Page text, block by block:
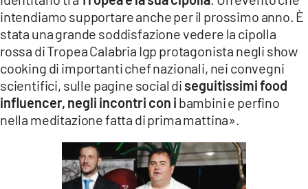
intendiamo supportare anche per il prossimo anno. È
stata una grande soddisfazione vedere la cipolla
rossa di Tropea Calabria Igp protagonista negli show
cooking di importanti chef nazionali, nei convegni
scientifici, sulle pagine social di seguitissimi food
influencer, negli incontri con i bambini e perfino
nella meditazione fatta di prima mattina».